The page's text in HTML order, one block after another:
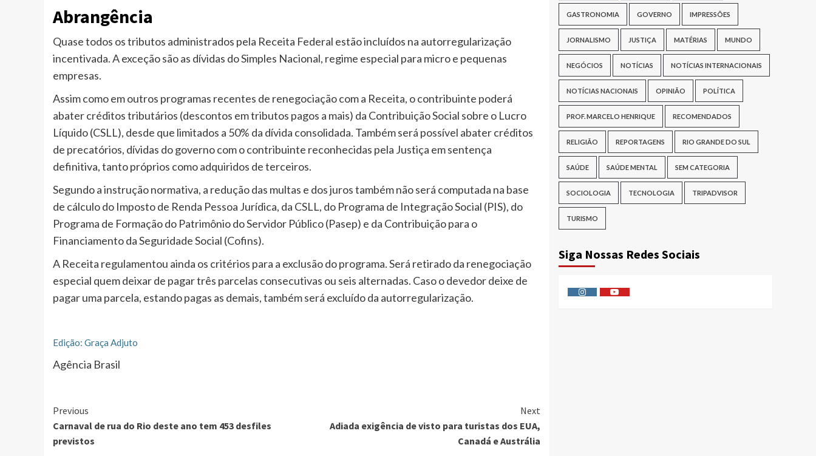
Abrangência
Quase todos os tributos administrados pela Receita Federal estão incluídos na autorregularização
incentivada. A exceção são as dívidas do Simples Nacional, regime especial para micro e pequenas
empresas.
Assim como em outros programas recentes de renegociação com a Receita, o contribuinte poderá
abater créditos tributários (descontos em tributos pagos a mais) da Contribuição Social sobre o Lucro
Líquido (CSLL), desde que limitados a 50% da dívida consolidada. Também será possível abater créditos
de precatórios, dívidas do governo com o contribuinte reconhecidas pela Justiça em sentença
definitiva, tanto próprios como adquiridos de terceiros.
Segundo a instrução normativa, a redução das multas e dos juros também não será computada na base
de cálculo do Imposto de Renda Pessoa Jurídica, da CSLL, do Programa de Integração Social (PIS), do
Programa de Formação do Patrimônio do Servidor Público (Pasep) e da Contribuição para o
Financiamento da Seguridade Social (Cofins).
A Receita regulamentou ainda os critérios para a exclusão do programa. Será retirado da renegociação
especial quem deixar de pagar três parcelas consecutivas ou seis alternadas. Caso o devedor deixe de
pagar uma parcela, estando pagas as demais, também será excluído da autorregularização.
Edição: Graça Adjuto
Agência Brasil
Continue
Reading
Previous
Carnaval de rua do Rio deste ano tem 453 desfiles
previstos
Next
Adiada exigência de visto para turistas dos EUA,
Canadá e Austrália
GASTRONOMIA GOVERNO IMPRESSÕES
JORNALISMO JUSTIÇA MATÉRIAS MUNDO
NEGÓCIOS NOTÍCIAS NOTÍCIAS INTERNACIONAIS
NOTÍCIAS NACIONAIS OPINIÃO POLÍTICA
PROF. MARCELO HENRIQUE RECOMENDADOS
RELIGIÃO REPORTAGENS RIO GRANDE DO SUL
SAÚDE SAÚDE MENTAL SEM CATEGORIA
SOCIOLOGIA TECNOLOGIA TRIPADVISOR
TURISMO
Siga Nossas Redes Sociais
InstagramYoutube